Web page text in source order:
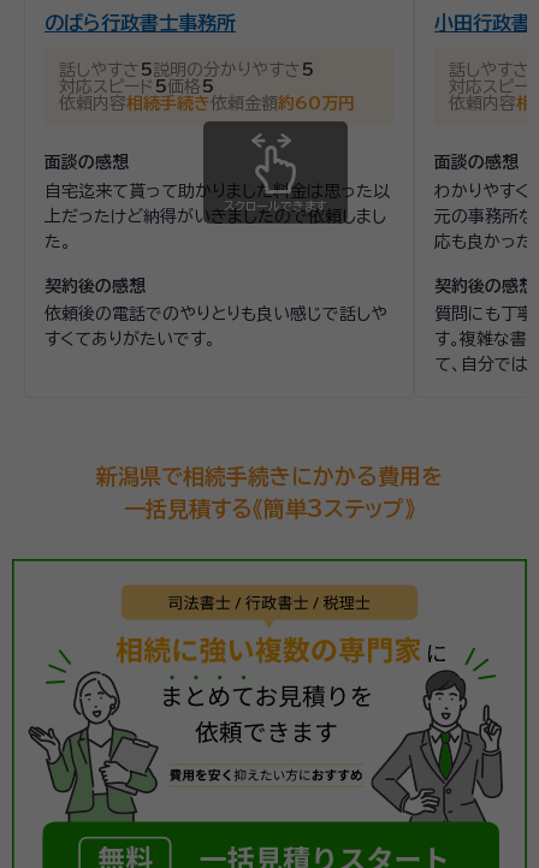
のばら行政書士事務所
話しやすさ 5説明の分かりやすさ 5
対応スピード 5価格 5
依頼内容相続手続き依頼金額約60万円
面談の感想
自宅迄来て貰って助かりました料金は思った以
上だったけど納得がいきましたので依頼しまし
た。
契約後の感想
依頼後の電話でのやりとりも良い感じで話しや
すくてありがたいです。
小田行政書
話しやすさ
対応スピー
依頼内容相
面談の感想
わかりやすく
元の事務所な
応も良かった
契約後の感想
質問にも丁寧
す。複雑な書
て、自分では
スクロールできます
新潟県で相続手続きにかかる費用を
一括見積する《簡単3ステップ》